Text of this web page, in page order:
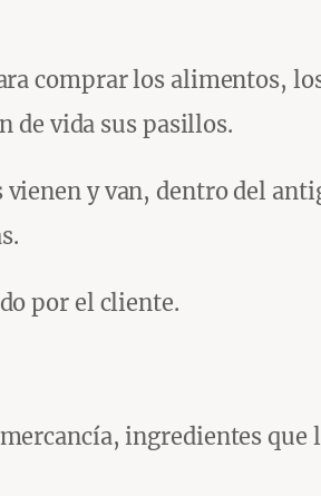
comprar los alimentos,
de vida sus pasillos.
vienen y van, dentro del
por el cliente.
ingredientes que